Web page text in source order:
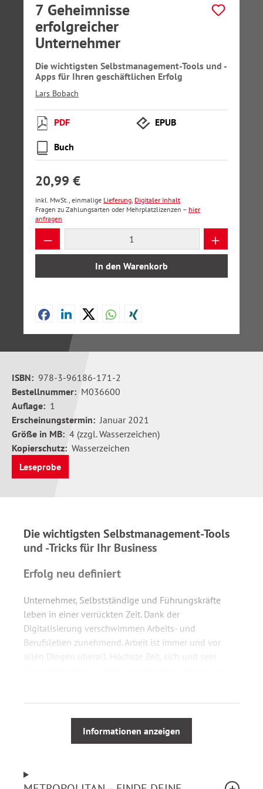
7 Geheimnisse
erfolgreicher
Unternehmer
Die wichtigsten Selbstmanagement-Tools und -
Apps für Ihren geschäftlichen Erfolg
Lars Bobach
PDF EPUB
Buch
20,99 €
inkl. MwSt., einmalige Lieferung, Digitaler Inhalt
Fragen zu Zahlungsarten oder Mehrplatzlizenzen – hier
anfragen
Produkt Anzahl: Gib den gewünschten
In den Warenkorb
ISBN: 978-3-96186-171-2
Bestellnummer: M036600
Auflage: 1
Erscheinungstermin: Januar 2021
Größe in MB: 4 (zzgl. Wasserzeichen)
Kopierschutz: Wasserzeichen
Leseprobe
Die wichtigsten Selbstmanagement-Tools
und -Tricks für Ihr Business
Erfolg neu definiert
Unternehmer, Selbstständige und Führungskräfte
leben in einer verrückten Zeit. Dank der
Digitalisierung verschwimmen Arbeits- und
Berufsleben zunehmend. Arbeit ist immer und vor
allen Dingen überall. Höchste Zeit, sich und sein
In diesem Buch verrät der erfolgreiche Unternehmer
Lars Bobach unter anderem, warum Sie …
Informationen anzeigen